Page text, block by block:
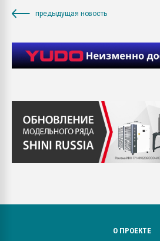
предыдущая новость
О ПРОЕКТЕ